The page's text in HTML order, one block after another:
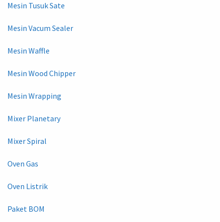
Mesin Tusuk Sate
Mesin Vacum Sealer
Mesin Waffle
Mesin Wood Chipper
Mesin Wrapping
Mixer Planetary
Mixer Spiral
Oven Gas
Oven Listrik
Paket BOM